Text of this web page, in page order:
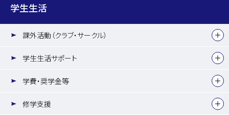
学生生活
課外活動（クラブ・サークル）
学生生活サポート
学費・奨学金等
修学支援